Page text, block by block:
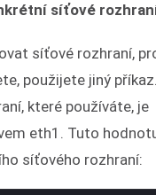
síťové
síťové rozhraní,
použijete jiný
které používáte, je
eth1. Tuto
síťového rozhraní: